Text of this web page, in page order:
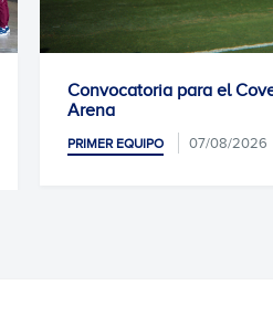
para el Coventry City Building
07/08/2026